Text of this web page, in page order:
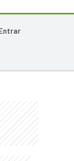
entrar